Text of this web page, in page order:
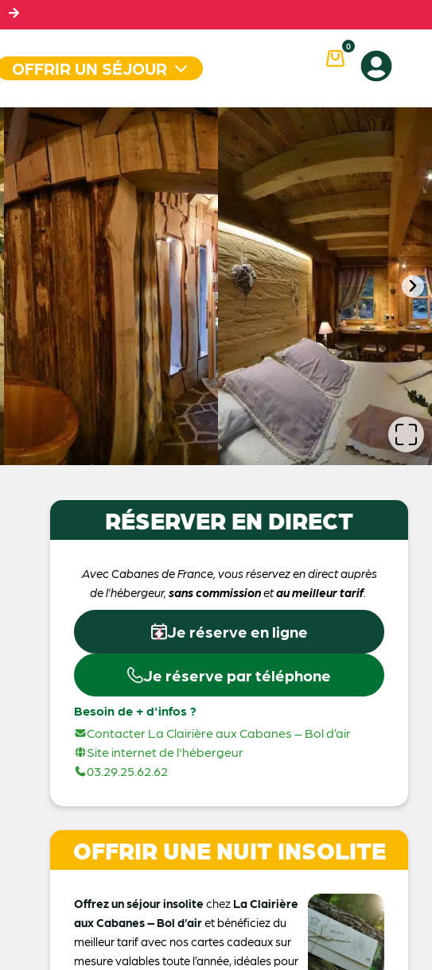
OFFRIR UN SÉJOUR
0
RÉSERVER EN DIRECT
Avec Cabanes de France, vous réservez en direct auprès
de l’hébergeur, sans commissionetau meilleur tarif.
Je réserve en ligne
Je réserve par téléphone
Besoin de + d'infos ?
Contacter La Clairière aux Cabanes – Bol d’air
Site internet de l'hébergeur
03.29.25.62.62
OFFRIR UNE NUIT INSOLITE
Offrez un séjour insolite chez La Clairière
aux Cabanes – Bol d’airet bénéficiez du
meilleur tarif avec nos cartes cadeaux sur
mesure valables toute l’année, idéales pour